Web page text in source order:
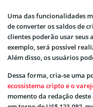
Uma das funcionalidades
de converter os saldos de
clientes poderão usar
exemplo, será possível
Além disso, os usuários
Dessa forma, cria-se uma
ecossistema cripto e o
momento da redação